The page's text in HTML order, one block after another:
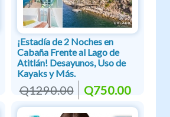
¡Estadía de 2 Noches en
Cabaña Frente al Lago de
Atitlán! Desayunos, Uso de
Kayaks y Más.
Q1290.00 Q750.00